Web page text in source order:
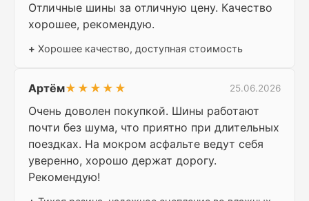
Отличные шины за отличную цену. Качество
хорошее, рекомендую.
+ Хорошее качество, доступная стоимость
Артём★★★★★ 25.06.2026
Очень доволен покупкой. Шины работают
почти без шума, что приятно при длительных
поездках. На мокром асфальте ведут себя
уверенно, хорошо держат дорогу.
Рекомендую!